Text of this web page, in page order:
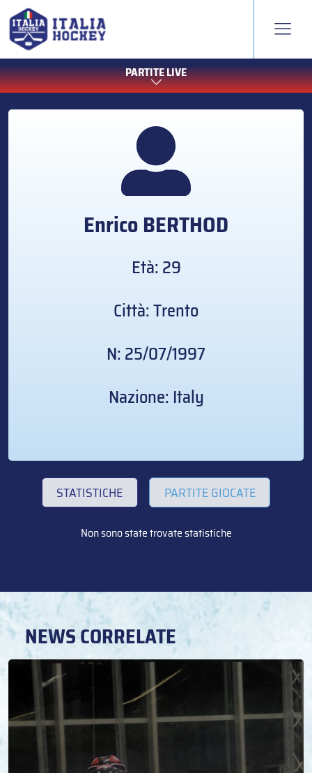
PARTITE LIVE
EnricoBERTHOD
Età: 29
Città: Trento
N: 25/07/1997
Nazione: Italy
STATISTICHE PARTITE GIOCATE
Non sono state trovate statistiche
NEWS CORRELATE